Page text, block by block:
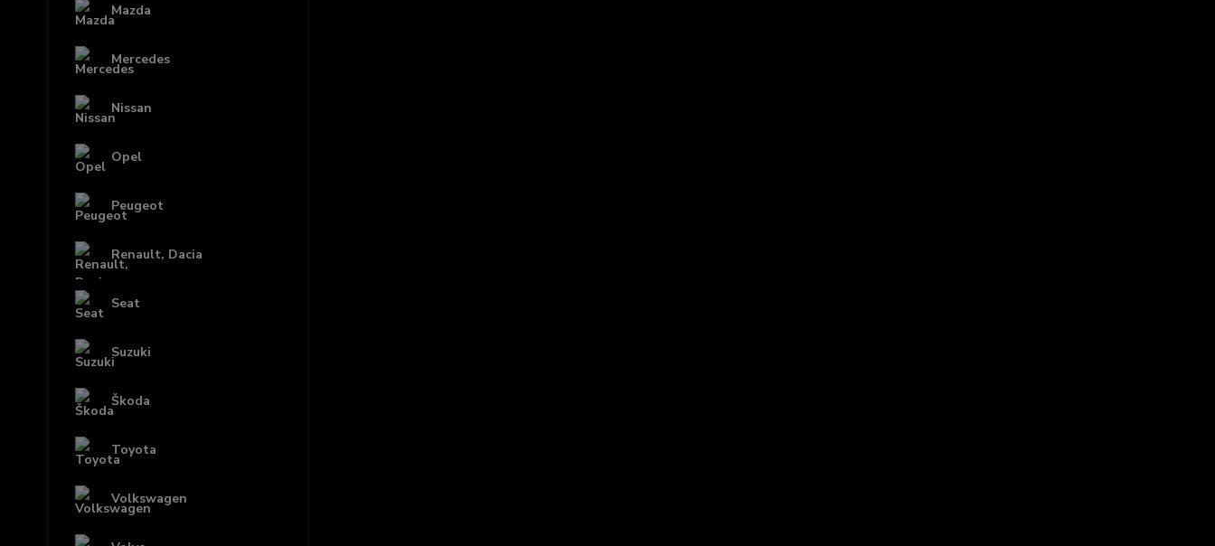
Mazda
Mercedes
Nissan
Opel
Peugeot
Renault, Dacia
Seat
Suzuki
Škoda
Toyota
Volkswagen